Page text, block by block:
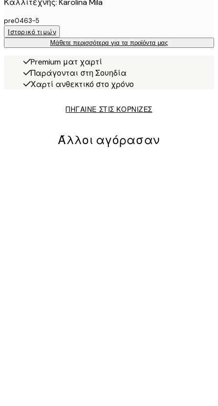
Καλλιτέχνης: Karolina Mila
pre0463-5
Ιστορικό τιμών
Μάθετε περισσότερα για τα προϊόντα μας
Premium ματ χαρτί
Παράγονται στη Σουηδία
Χαρτί ανθεκτικό στο χρόνο
ΠΗΓΑΙΝΕ ΣΤΙΣ ΚΟΡΝΙΖΕΣ
Άλλοι αγόρασαν